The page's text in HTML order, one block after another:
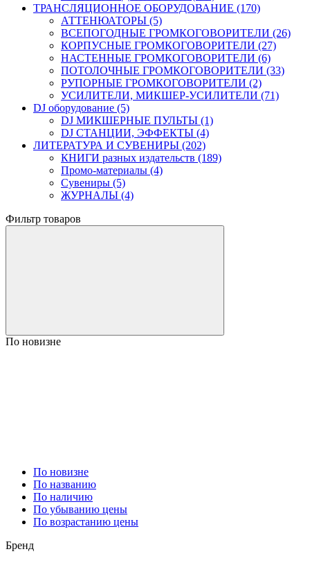
ТРАНСЛЯЦИОННОЕ ОБОРУДОВАНИЕ (170)
АТТЕНЮАТОРЫ (5)
ВСЕПОГОДНЫЕ ГРОМКОГОВОРИТЕЛИ (26)
КОРПУСНЫЕ ГРОМКОГОВОРИТЕЛИ (27)
НАСТЕННЫЕ ГРОМКОГОВОРИТЕЛИ (6)
ПОТОЛОЧНЫЕ ГРОМКОГОВОРИТЕЛИ (33)
РУПОРНЫЕ ГРОМКОГОВОРИТЕЛИ (2)
УСИЛИТЕЛИ, МИКШЕР-УСИЛИТЕЛИ (71)
DJ оборудование (5)
DJ МИКШЕРНЫЕ ПУЛЬТЫ (1)
DJ СТАНЦИИ, ЭФФЕКТЫ (4)
ЛИТЕРАТУРА И СУВЕНИРЫ (202)
КНИГИ разных издательств (189)
Промо-материалы (4)
Сувениры (5)
ЖУРНАЛЫ (4)
Фильтр товаров
По новизне
По новизне
По названию
По наличию
По убыванию цены
По возрастанию цены
Бренд